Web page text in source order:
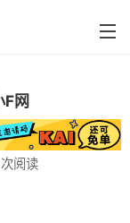
网
阅读